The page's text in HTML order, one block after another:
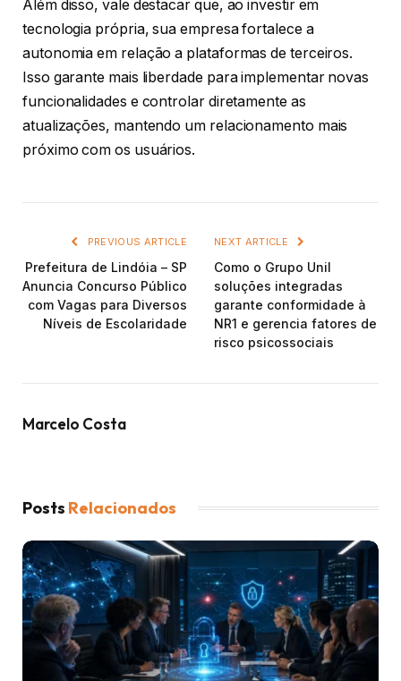
Além disso, vale destacar que, ao investir em
tecnologia própria, sua empresa fortalece a
autonomia em relação a plataformas de terceiros.
Isso garante mais liberdade para implementar novas
funcionalidades e controlar diretamente as
atualizações, mantendo um relacionamento mais
próximo com os usuários.
PREVIOUS ARTICLE
Prefeitura de Lindóia – SP
Anuncia Concurso Público
com Vagas para Diversos
Níveis de Escolaridade
NEXT ARTICLE
Como o Grupo Unil
soluções integradas
garante conformidade à
NR1 e gerencia fatores de
risco psicossociais
Marcelo Costa
Posts Relacionados